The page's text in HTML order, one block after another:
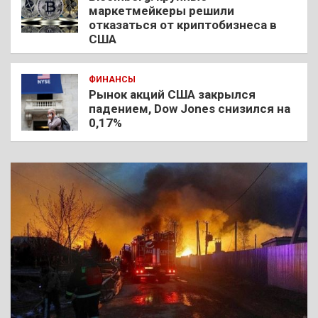
маркетмейкеры решили
отказаться от криптобизнеса в
США
ФИНАНСЫ
Рынок акций США закрылся
падением, Dow Jones снизился на
0,17%